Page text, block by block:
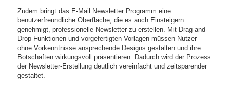
Zudem bringt das E-Mail Newsletter Programm eine
benutzerfreundliche Oberfläche, die es auch Einsteigern
genehmigt, professionelle Newsletter zu erstellen. Mit Drag-and-
Drop-Funktionen und vorgefertigten Vorlagen müssen Nutzer
ohne Vorkenntnisse ansprechende Designs gestalten und ihre
Botschaften wirkungsvoll präsentieren. Dadurch wird der Prozess
der Newsletter-Erstellung deutlich vereinfacht und zeitsparender
gestaltet.